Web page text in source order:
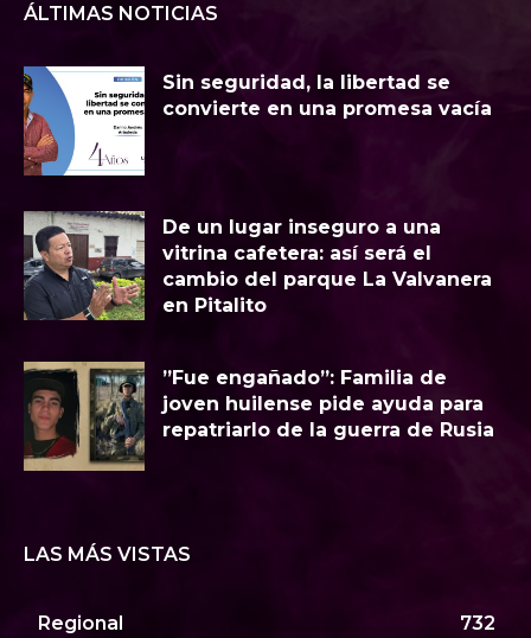
ÁLTIMAS NOTICIAS
Sin seguridad, la libertad se
convierte en una promesa vacía
​De un lugar inseguro a una
vitrina cafetera: así será el
cambio del parque La Valvanera
en Pitalito
​”Fue engañado”: Familia de
joven huilense pide ayuda para
repatriarlo de la guerra de Rusia
LAS MÁS VISTAS
Regional 732